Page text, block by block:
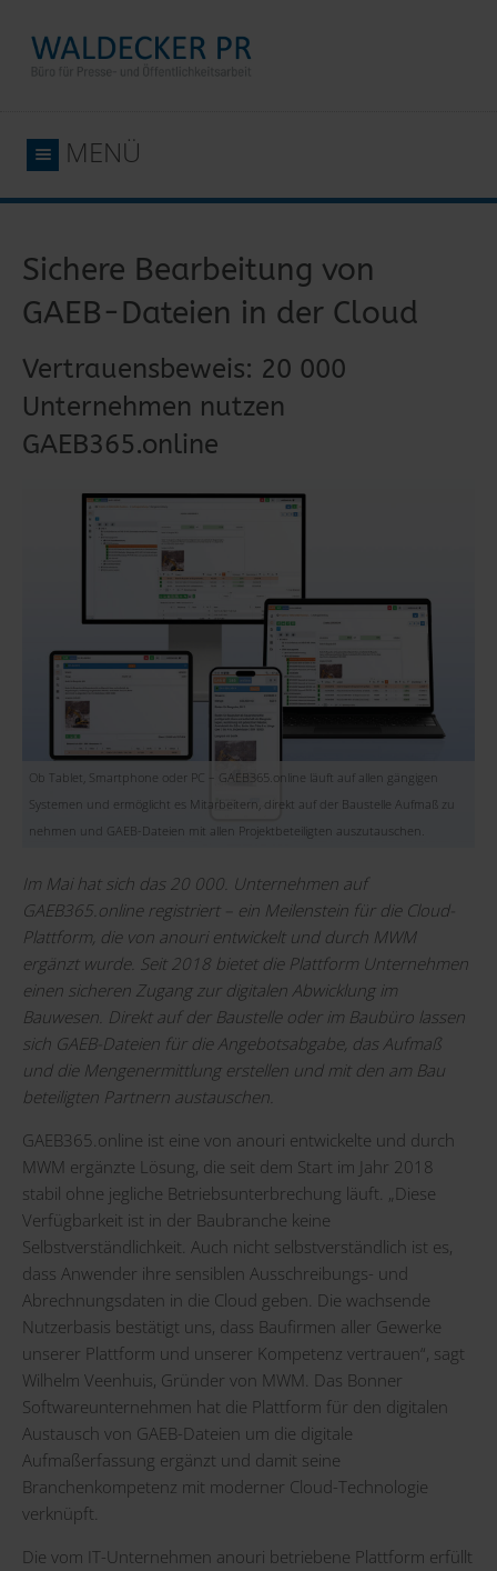
MENÜ
Sichere Bearbeitung von
GAEB-Dateien in der Cloud
Vertrauensbeweis: 20 000
Unternehmen nutzen
GAEB365.online
Ob Tablet, Smartphone oder PC – GAEB365.online läuft auf allen gängigen
Systemen und ermöglicht es Mitarbeitern, direkt auf der Baustelle Aufmaß zu
nehmen und GAEB-Dateien mit allen Projektbeteiligten auszutauschen.
Im Mai hat sich das 20 000. Unternehmen auf
GAEB365.online registriert – ein Meilenstein für die Cloud-
Plattform, die von anouri entwickelt und durch MWM
ergänzt wurde. Seit 2018 bietet die Plattform Unternehmen
einen sicheren Zugang zur digitalen Abwicklung im
Bauwesen. Direkt auf der Baustelle oder im Baubüro lassen
sich GAEB-Dateien für die Angebotsabgabe, das Aufmaß
und die Mengenermittlung erstellen und mit den am Bau
beteiligten Partnern austauschen.
GAEB365.online ist eine von anouri entwickelte und durch
MWM ergänzte Lösung, die seit dem Start im Jahr 2018
stabil ohne jegliche Betriebsunterbrechung läuft. „Diese
Verfügbarkeit ist in der Baubranche keine
Selbstverständlichkeit. Auch nicht selbstverständlich ist es,
dass Anwender ihre sensiblen Ausschreibungs- und
Abrechnungsdaten in die Cloud geben. Die wachsende
Nutzerbasis bestätigt uns, dass Baufirmen aller Gewerke
unserer Plattform und unserer Kompetenz vertrauen“, sagt
Wilhelm Veenhuis, Gründer von MWM. Das Bonner
Softwareunternehmen hat die Plattform für den digitalen
Austausch von GAEB-Dateien um die digitale
Aufmaßerfassung ergänzt und damit seine
Branchenkompetenz mit moderner Cloud-Technologie
verknüpft.
Die vom IT-Unternehmen anouri betriebene Plattform erfüllt